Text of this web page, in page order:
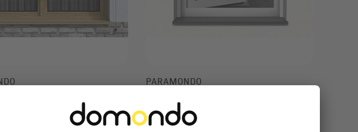
selección de tejidos y colores
PARAMONDO
Laterales
Tres tipos de instalación: mural, al marco